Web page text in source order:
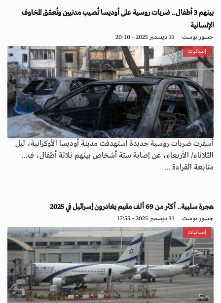
بينهم 3 أطفال.. ضربات روسية على أوديسا تُصيب مدنيين وتُعمّق المخاوف
الإنسانية
جسور بوست 31 ديسمبر 2025 - 20:10
إنسانيات
أسفرت ضربات روسية جديدة استهدفت مدينة أوديسا الأوكرانية، ليل
الثلاثاء/ الأربعاء، عن إصابة ستة أشخاص بينهم ثلاثة أطفال، ف...
متابعة القراءة ...
هجرة سلبية.. أكثر من 69 ألف مقيم يغادرون إسرائيل في 2025
جسور بوست 31 ديسمبر 2025 - 17:55
إنسانيات